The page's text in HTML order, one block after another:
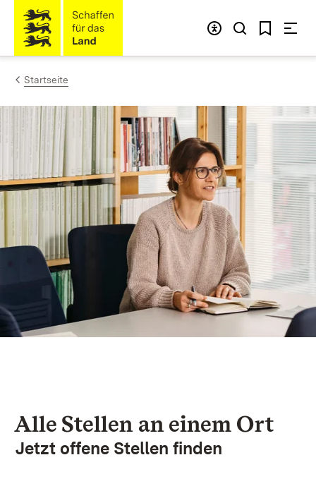
Zum Inhalt springen
Link zur Startseite
Startseite
Alle Stellen an einem Ort
Jetzt offene Stellen finden